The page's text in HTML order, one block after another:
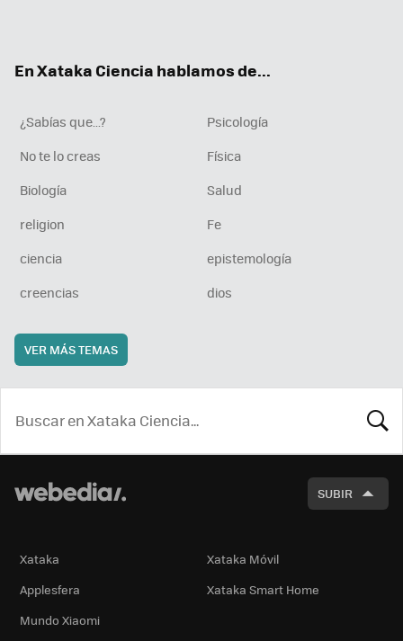
En Xataka Ciencia hablamos de...
¿Sabías que...?
Psicología
No te lo creas
Física
Biología
Salud
religion
Fe
ciencia
epistemología
creencias
dios
VER MÁS TEMAS
SUBIR
Xataka
Xataka Móvil
Applesfera
Xataka Smart Home
Mundo Xiaomi